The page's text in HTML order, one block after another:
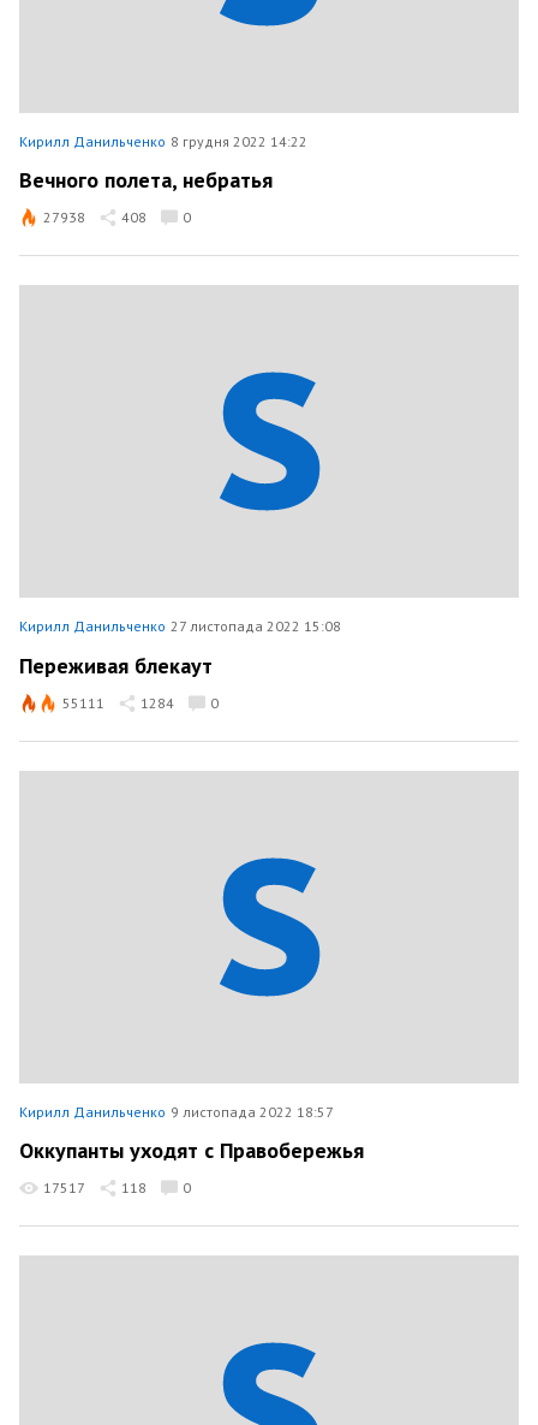
Кирилл Данильченко 8 грудня 2022 14:22
Вечного полета, небратья
27938 408 0
Кирилл Данильченко 27 листопада 2022 15:08
Переживая блекаут
55111 1284 0
Кирилл Данильченко 9 листопада 2022 18:57
Оккупанты уходят с Правобережья
17517 118 0